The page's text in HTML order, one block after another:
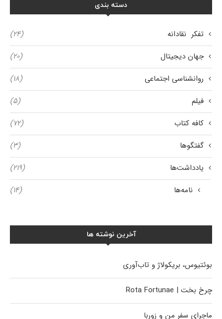
دسته بندی
تفکر نقادانه
(۲۴)
جهان دیجیتال
(۲۰)
روانشناسی اجتماعی
(۱۸)
فیلم
(۵)
کافه کتاب
(۷۲)
گفتگوها
(۳)
یادداشت‌ها
(۲۱۹)
نامه‌ها
(۱۴)
آخرین نوشته ها
بوئتیوس، بریکولاژ و تاب‌آوری
چرخ بخت | Rota Fortunae
ماجرای سفر من و زوربا